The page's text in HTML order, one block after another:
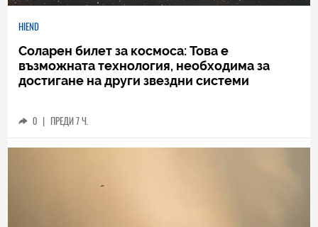
HIEND
Соларен билет за космоса: Това е
възможната технология, необходима за
достигане на други звездни системи
0 | ПРЕДИ 7 Ч.